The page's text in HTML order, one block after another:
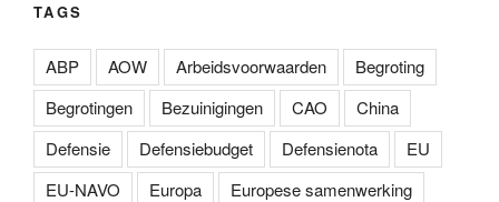
TAGS
ABP AOW Arbeidsvoorwaarden
Begroting
Begrotingen
Bezuinigingen CAO
China
Defensie
Defensiebudget Defensienota
EU
EU-NAVO
Europa
Europese samenwerking